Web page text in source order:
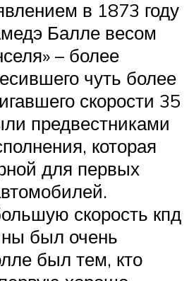
в 1873 году
Балле весом
– более
чуть более
скорости 35
предвестниками
которая
для первых
скорость кпд
был очень
был тем, кто